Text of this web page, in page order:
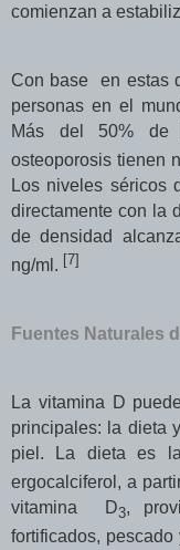
comienzan a
Con base en estas
personas en el
Más del 50% de
osteoporosis tienen
Los niveles séricos
directamente con la
de densidad
ng/ml. [7]
Fuentes Naturales
La vitamina D
principales: la dieta
piel. La dieta es
ergocalciferol, a
vitamina
D3,
fortificados,